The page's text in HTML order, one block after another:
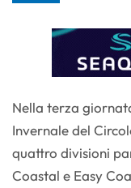
Nella terza
Invernale del
quattro divisioni
Coastal e Easy